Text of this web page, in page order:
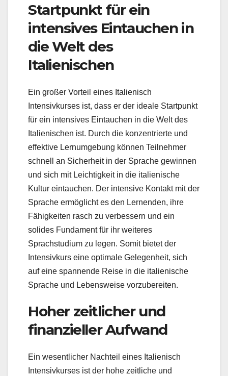
Startpunkt für ein
intensives Eintauchen in
die Welt des
Italienischen
Ein großer Vorteil eines Italienisch
Intensivkurses ist, dass er der ideale Startpunkt
für ein intensives Eintauchen in die Welt des
Italienischen ist. Durch die konzentrierte und
effektive Lernumgebung können Teilnehmer
schnell an Sicherheit in der Sprache gewinnen
und sich mit Leichtigkeit in die italienische
Kultur eintauchen. Der intensive Kontakt mit der
Sprache ermöglicht es den Lernenden, ihre
Fähigkeiten rasch zu verbessern und ein
solides Fundament für ihr weiteres
Sprachstudium zu legen. Somit bietet der
Intensivkurs eine optimale Gelegenheit, sich
auf eine spannende Reise in die italienische
Sprache und Lebensweise vorzubereiten.
Hoher zeitlicher und
finanzieller Aufwand
Ein wesentlicher Nachteil eines Italienisch
Intensivkurses ist der hohe zeitliche und